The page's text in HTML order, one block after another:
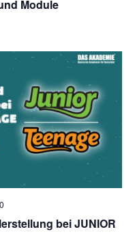
Module
bei JUNIOR